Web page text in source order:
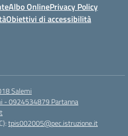
Albo OnlinePrivacy Policy
Obiettivi di accessibilità
Salemi
- 0924534879 Partanna
tpis002005@pec.istruzione.it